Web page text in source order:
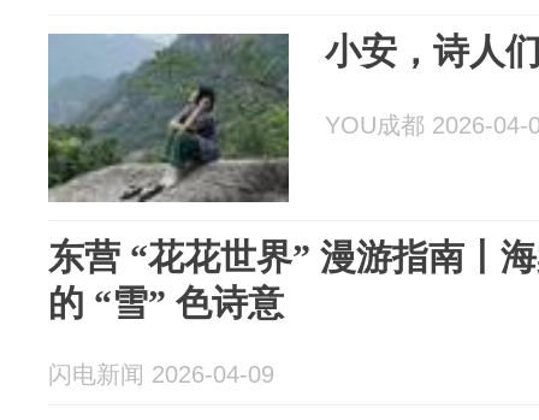
小安，诗人
YOU成都 2026-04-
东营 “花花世界” 漫游指南丨
的 “雪” 色诗意
闪电新闻 2026-04-09